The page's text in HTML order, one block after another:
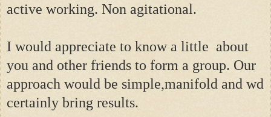
active working. Non agitational.
I would appreciate to know a little about
you and other friends to form a group. Our
approach would be simple,manifold and wd
certainly bring results.